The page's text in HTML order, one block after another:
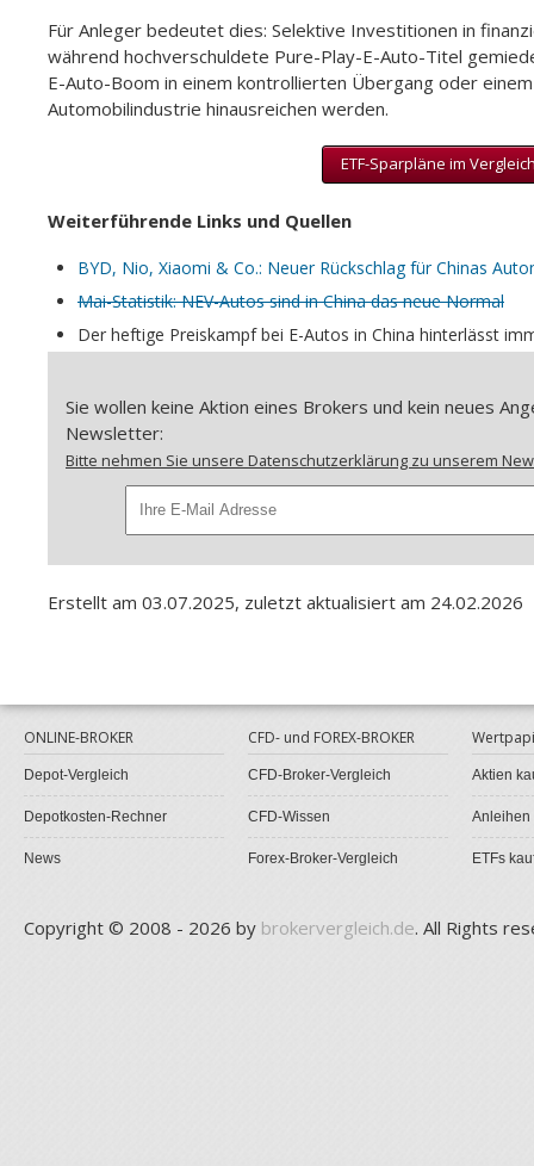
Für Anleger bedeutet dies: Selektive Investitionen in
während hochverschuldete Pure-Play-E-Auto-Titel
E-Auto-Boom in einem kontrollierten Übergang oder
Automobilindustrie hinausreichen werden.
ETF-Sparpläne im
Weiterführende Links und Quellen
BYD, Nio, Xiaomi & Co.: Neuer Rückschlag für Chinas
Mai-Statistik: NEV-Autos sind in China das neue Normal
Der heftige Preiskampf bei E-Autos in China hinterlässt
Sie wollen keine Aktion eines Brokers und kein neues
Newsletter:
Bitte nehmen Sie unsere Datenschutzerklärung zu unserem
Erstellt am 03.07.2025, zuletzt aktualisiert am 24.02.2026
ONLINE-BROKER
Depot-Vergleich
Depotkosten-Rechner
News
CFD- und FOREX-BROKER
CFD-Broker-Vergleich
CFD-Wissen
Forex-Broker-Vergleich
Aktien
Anleihen
ETFs
Copyright © 2008 - 2026 by brokervergleich.de. All Rights